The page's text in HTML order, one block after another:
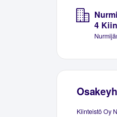
4
Kiinteistö Oy